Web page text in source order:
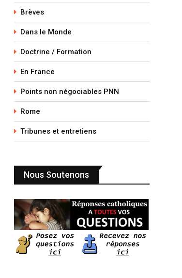
Brèves
Dans le Monde
Doctrine / Formation
En France
Points non négociables PNN
Rome
Tribunes et entretiens
Nous Soutenons